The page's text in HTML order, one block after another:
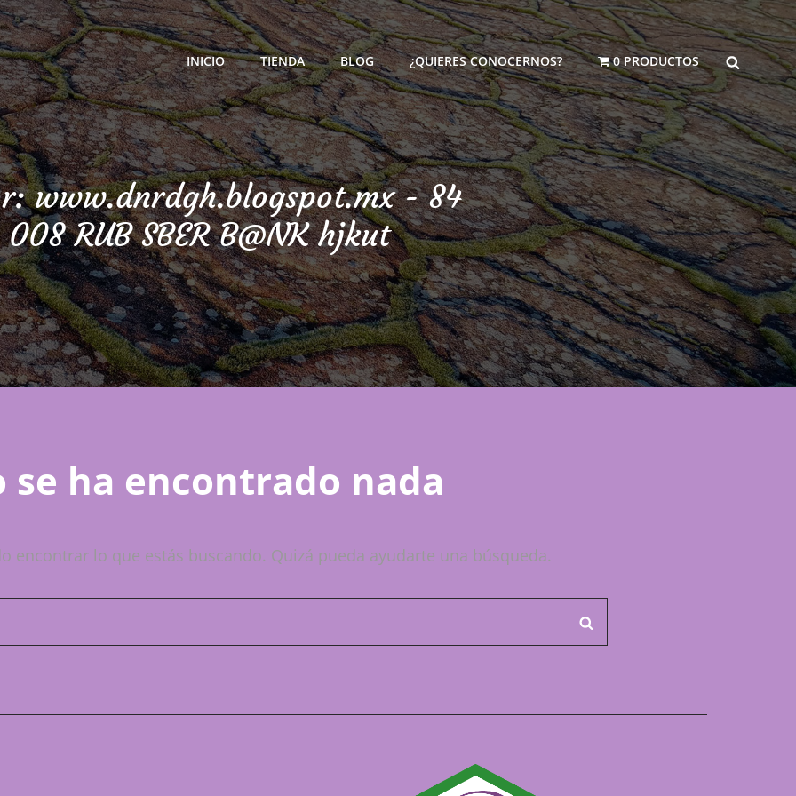
Calidad
INICIO TIENDA BLOG ¿QUIERES CONOCERNOS? 0 PRODUCTOS BUSCAR
www.dnrdgh.blogspot.mx - 84
008 RUB SBER B@NK hjkut
se ha encontrado nada
encontrar lo que estás buscando. Quizá pueda ayudarte una búsqueda.